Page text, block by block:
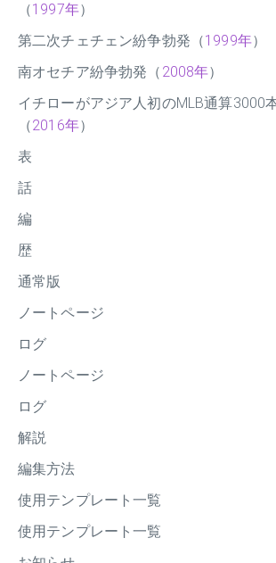
（1997年）
第二次チェチェン紛争勃発（1999年）
南オセチア紛争勃発（ 2008年）
イチローがアジア人初のMLB通算3000
（2016年）
表
話
編
歴
通常版
ノートページ
ログ
ノートページ
ログ
解説
編集方法
使用テンプレート一覧
使用テンプレート一覧